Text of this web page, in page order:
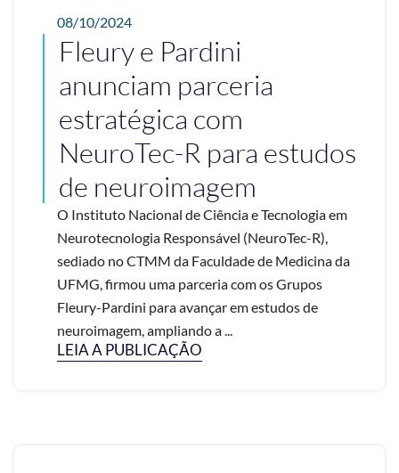
08/10/2024
Fleury e Pardini
anunciam parceria
estratégica com
NeuroTec-R para estudos
de neuroimagem
O Instituto Nacional de Ciência e Tecnologia em
Neurotecnologia Responsável (NeuroTec-R),
sediado no CTMM da Faculdade de Medicina da
UFMG, firmou uma parceria com os Grupos
Fleury-Pardini para avançar em estudos de
neuroimagem, ampliando a ...
LEIA A PUBLICAÇÃO